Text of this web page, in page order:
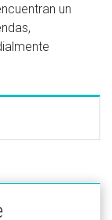
un